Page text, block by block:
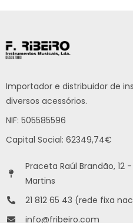
Importador e distribuidor de
diversos acessórios.
NIF: 505585596
Capital Social: 62349,74€
Praceta Raúl Brandão, 12
Martins
21 812 65 43 (rede fixa
info@fribeiro.com